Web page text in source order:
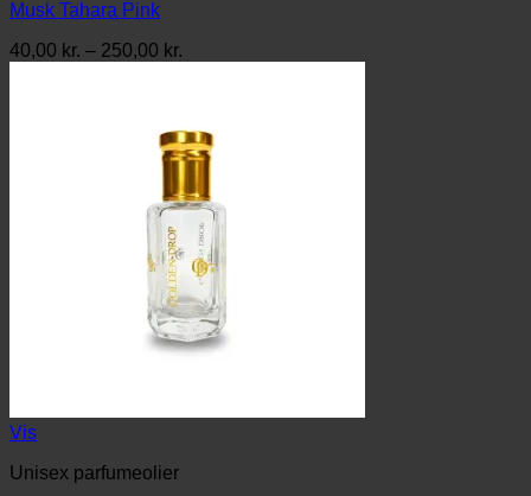
Musk Tahara Pink
40,00 kr. – 250,00 kr.
Vis
Unisex parfumeolier